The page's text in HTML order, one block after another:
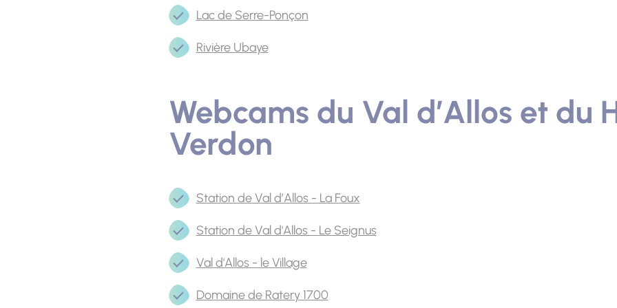
Lac de Serre-Ponçon
Rivière Ubaye
Webcams du Val d’Allos et du
Verdon
Station de Val d’Allos - La Foux
Station de Val d'Allos - Le Seignus
Val d'Allos - le Village
Domaine de Ratery 1700